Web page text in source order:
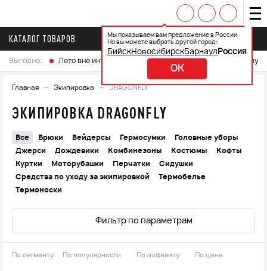
Мы показываем вам предложение в России
Но вы можете выбрать другой город:
БийскНовосибирскБарнаул Россия
OK
КАТАЛОГ ТОВАРОВ
Выгодно: Лето вне интренета Выберите свой мотоцикл и
Главная Экипировка DRAGONFLY
ЭКИПИРОВКА DRAGONFLY
Все Брюки Вейдерсы Гермосумки
Головные уборы
Джерси
Дождевики Комбинезоны Костюмы
Кофты
Куртки
Моторубашки Перчатки
Сидушки
Средства по уходу за экипировкой
Термобелье
Термоноски
Фильтр по параметрам
По сегменту По популярности По алфавиту По цене